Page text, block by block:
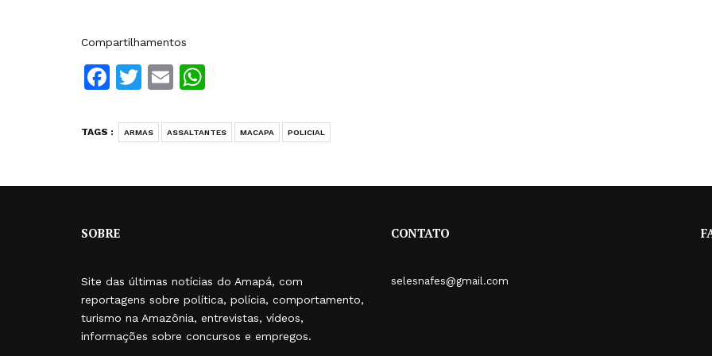
Compartilhamentos
Facebook
Twitter
Email
TAGS : ARMAS ASSALTANTES MACAPA POLICIAL
SOBRE
Site das últimas notícias do Amapá, com
reportagens sobre política, polícia, comportamento,
turismo na Amazônia, entrevistas, vídeos,
informações sobre concursos e empregos.
CONTATO
selesnafes@gmail.com